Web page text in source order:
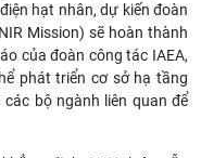
hạt nhân, dự kiến đoàn
Mission) sẽ hoàn thành
của đoàn công tác IAEA,
phát triển cơ sở hạ tầng
bộ ngành liên quan để